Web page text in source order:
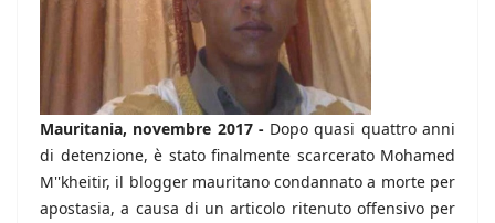
Mauritania, novembre 2017 - Dopo quasi quattro anni
di detenzione, è stato finalmente scarcerato Mohamed
M''kheitir, il blogger mauritano condannato a morte per
apostasia, a causa di un articolo ritenuto offensivo per